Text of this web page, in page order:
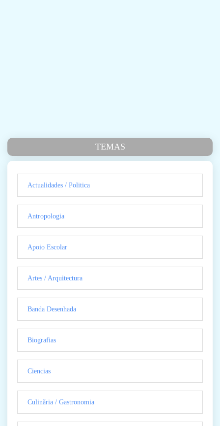
TEMAS
Actualidades / Politica
Antropologia
Apoio Escolar
Artes / Arquitectura
Banda Desenhada
Biografias
Ciencias
Culinãria / Gastronomia